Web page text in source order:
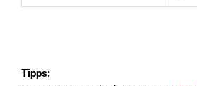
Tipps: